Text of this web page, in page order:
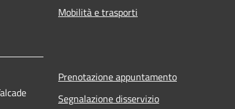
Mobilità e trasporti
Prenotazione appuntamento
Segnalazione disservizio